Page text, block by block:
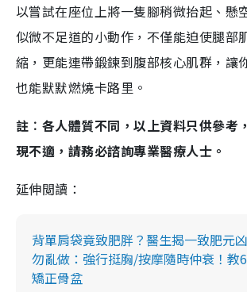
以嘗試在座位上將一隻腳稍微抬起、懸
似微不足道的小動作，不僅能迫使腿部
縮，更能連帶鍛鍊到腹部核心肌群，讓
也能默默燃燒卡路里。
註︰各人體質不同，以上資料只供參考
現不適，請務必諮詢專業醫療人士。
延伸閲讀：
背單肩袋竟致肥胖？醫生揭一致肥元
勿亂做：強行挺胸/按摩隨時仲衰！教
矯正骨盆